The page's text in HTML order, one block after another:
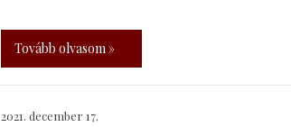
Tovább olvasom »
2021. december 17.